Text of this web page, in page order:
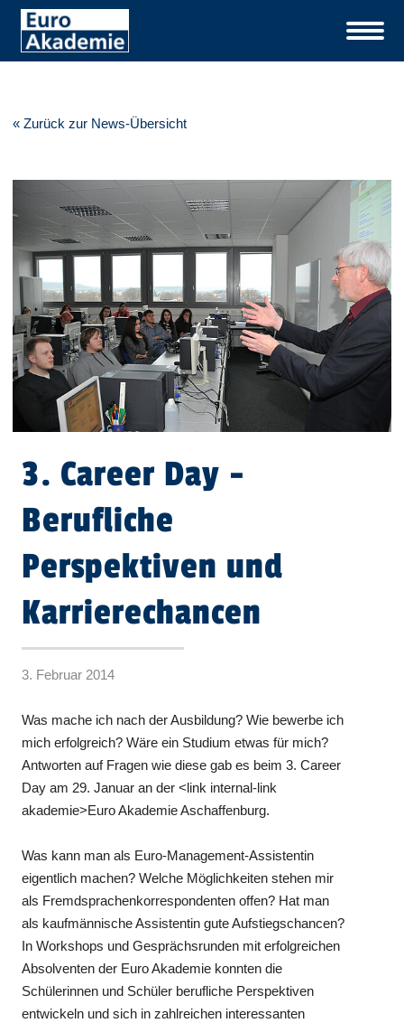
« Zurück zur News-Übersicht
3. Career Day -
Berufliche
Perspektiven und
Karrierechancen
3. Februar 2014
Was mache ich nach der Ausbildung? Wie bewerbe ich
mich erfolgreich? Wäre ein Studium etwas für mich?
Antworten auf Fragen wie diese gab es beim 3. Career
Day am 29. Januar an der <link internal-link
akademie>Euro Akademie Aschaffenburg.
Was kann man als Euro-Management-Assistentin
eigentlich machen? Welche Möglichkeiten stehen mir
als Fremdsprachenkorrespondenten offen? Hat man
als kaufmännische Assistentin gute Aufstiegschancen?
In Workshops und Gesprächsrunden mit erfolgreichen
Absolventen der Euro Akademie konnten die
Schülerinnen und Schüler berufliche Perspektiven
entwickeln und sich in zahlreichen interessanten